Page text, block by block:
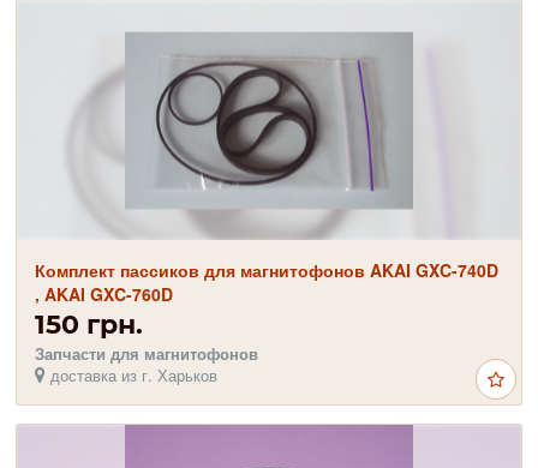
Комплект пассиков для магнитофонов AKAI GXC-740D
, AKAI GXC-760D
150 грн.
Запчасти для магнитофонов
доставка из г. Харьков